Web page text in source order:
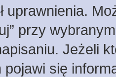
uprawnienia.
przy
Jeżeli
się